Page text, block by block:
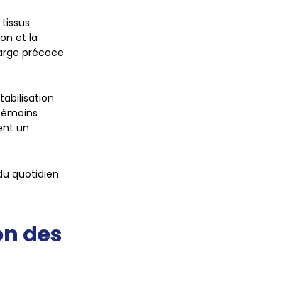
et la
précoce
un
quotidien
des